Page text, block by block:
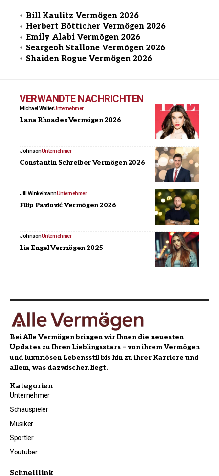
Bill Kaulitz Vermögen 2026
Herbert Bötticher Vermögen 2026
Emily Alabi Vermögen 2026
Seargeoh Stallone Vermögen 2026
Shaiden Rogue Vermögen 2026
VERWANDTE NACHRICHTEN
Michael WalterUnternehmer
Lana Rhoades Vermögen 2026
JohnsonUnternehmer
Constantin Schreiber Vermögen 2026
Jill WinkelmannUnternehmer
Filip Pavlović Vermögen 2026
JohnsonUnternehmer
Lia Engel Vermögen 2025
Bei Alle Vermögen bringen wir Ihnen die neuesten
Updates zu Ihren Lieblingsstars – von ihrem Vermögen
und luxuriösen Lebensstil bis hin zu ihrer Karriere und
allem, was dazwischen liegt.
Kategorien
Unternehmer
Schauspieler
Musiker
Sportler
Youtuber
Schnelllink